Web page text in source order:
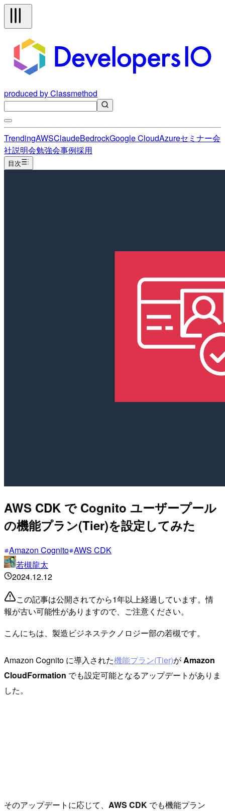
produced by Classmethod
TrendingAWSClaudeBedrockGoogle CloudAzureセミナー会
社説明会勉強会事例採用
目次
AWS CDK で Cognito ユーザープール
の機能プラン(Tier)を設定してみた
Amazon Cognito AWS CDK
若槻龍太
2024.12.12
この記事は公開されてから1年以上経過しています。情
報が古い可能性がありますので、ご注意ください。
こんにちは、製造ビジネステクノロジー部の若槻です。
Amazon Cognito に導入された機能プラン(Tier)が Amazon
CloudFormation でも設定可能となるアップデートがありま
した。
そのアップデートに応じて、 AWS CDK でも機能プラン